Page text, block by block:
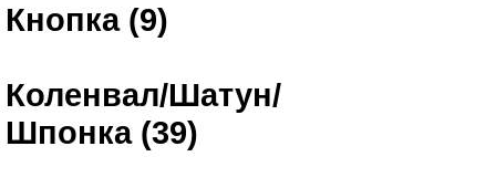
Кнопка (9)
Коленвал/Шатун/
Шпонка (39)